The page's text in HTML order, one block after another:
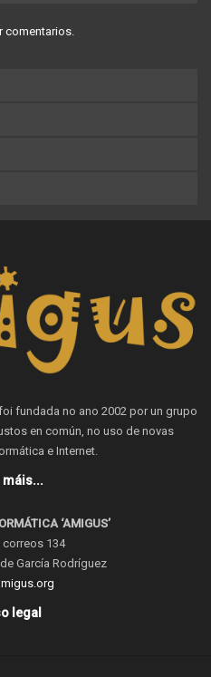
comentarios.
fundada no ano 2002 por un grupo
en común, no uso de novas
e Internet.
máis...
‘AMIGUS’
134
García Rodríguez
legal